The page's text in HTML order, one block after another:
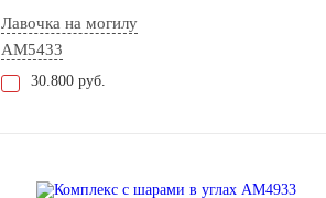
Лавочка на могилу
AM5433
30.800 руб.